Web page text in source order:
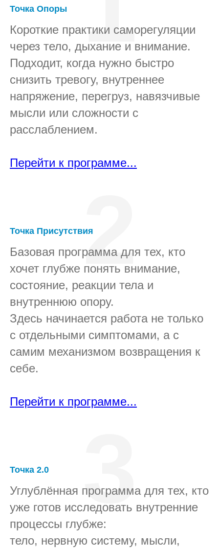
Точка Опоры
Короткие практики саморегуляции
через тело, дыхание и внимание.
Подходит, когда нужно быстро
снизить тревогу, внутреннее
напряжение, перегруз, навязчивые
мысли или сложности с
расслаблением.
Перейти к программе...
Точка Присутствия
Базовая программа для тех, кто
хочет глубже понять внимание,
состояние, реакции тела и
внутреннюю опору.
Здесь начинается работа не только
с отдельными симптомами, а с
самим механизмом возвращения к
себе.
Перейти к программе...
2
Точка 2.0
Углублённая программа для тех, кто
уже готов исследовать внутренние
процессы глубже:
тело, нервную систему, мысли,
3